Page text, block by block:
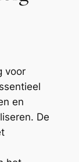
voor
en
De